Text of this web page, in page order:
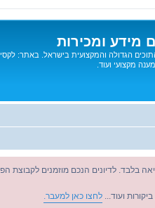
מידע ומכירות
הגדולה והמקצועית בישראל. באתר:
מקצועי ועוד.
בלבד. לדיונים הנכם מוזמנים לקבוצת
ועוד... לחצו כאן למעבר.